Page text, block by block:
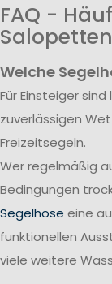
FAQ -
Salopetten
Welche
Für Einsteiger
zuverlässigen
Freizeitsegeln.
Wer regelmäßig
Bedingungen
Segelhose eine
funktionellen
viele weitere